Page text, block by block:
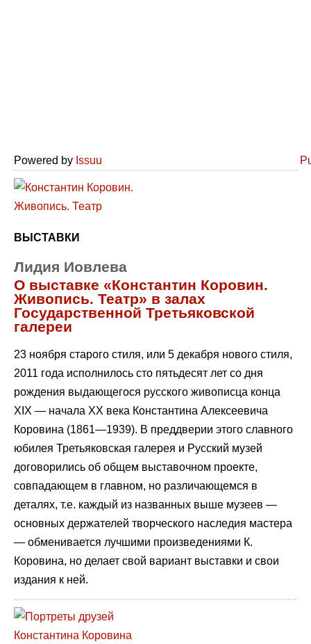
Powered by Issuu
ВЫСТАВКИ
Лидия Иовлева
О выставке «Константин Коровин.
Живопись. Театр» в залах
Государственной Третьяковской
галереи
23 ноября старого стиля, или 5 декабря нового стиля,
2011 года исполнилось сто пятьдесят лет со дня
рождения выдающегося русского живописца конца
XIX — начала XX века Константина Алексеевича
Коровина (1861—1939). В преддверии этого славного
юбилея Третьяковская галерея и Русский музей
договорились об общем выставочном проекте,
совпадающем в главном, но различающемся в
деталях, т.е. каждый из названных выше музеев —
основных держателей творческого наследия мастера
— обменивается лучшими произведениями К.
Коровина, но делает свой вариант выставки и свои
издания к ней.